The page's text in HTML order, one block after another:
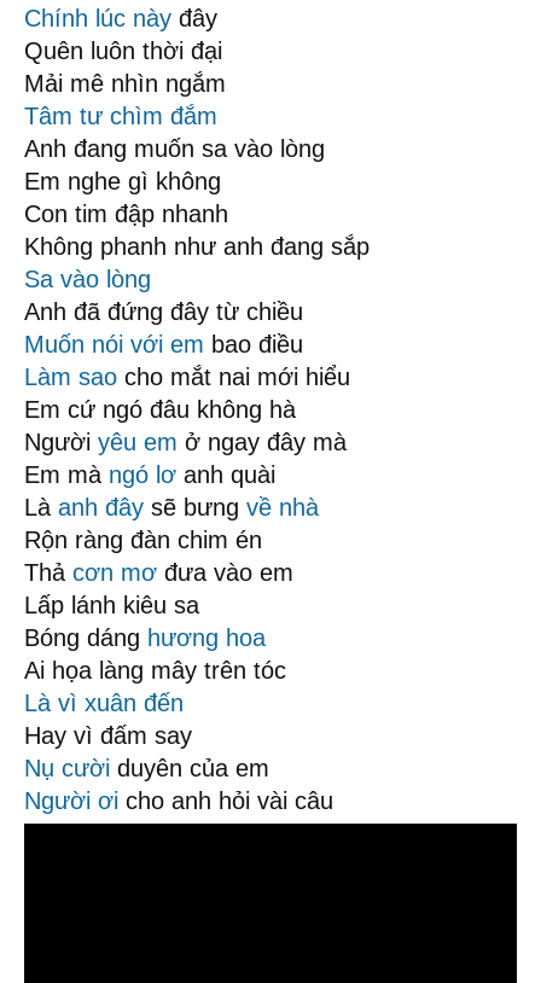
Chính lúc này đây
Quên luôn thời đại
Mải mê nhìn ngắm
Tâm tư chìm đắm
Anh đang muốn sa vào lòng
Em nghe gì không
Con tim đập nhanh
Không phanh như anh đang sắp
Sa vào lòng
Anh đã đứng đây từ chiều
Muốn nói với em bao điều
Làm sao cho mắt nai mới hiểu
Em cứ ngó đâu không hà
Người yêu em ở ngay đây mà
Em mà ngó lơ anh quài
Là anh đây sẽ bưng về nhà
Rộn ràng đàn chim én
Thả cơn mơ đưa vào em
Lấp lánh kiêu sa
Bóng dáng hương hoa
Ai họa làng mây trên tóc
Là vì xuân đến
Hay vì đấm say
Nụ cười duyên của em
Người ơi cho anh hỏi vài câu